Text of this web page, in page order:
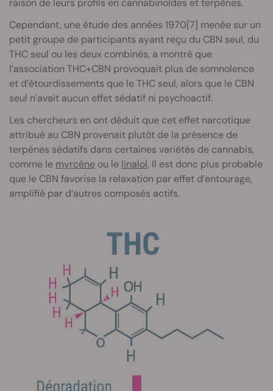
raison de leurs profils en cannabinoïdes et terpènes.
Cependant, une étude des années 1970[7] menée sur un
petit groupe de participants ayant reçu du CBN seul, du
THC seul ou les deux combinés, a montré que
l’association THC+CBN provoquait plus de somnolence
et d’étourdissements que le THC seul, alors que le CBN
seul n’avait aucun effet sédatif ni psychoactif.
Les chercheurs en ont déduit que cet effet narcotique
attribué au CBN provenait plutôt de la présence de
terpènes sédatifs dans certaines variétés de cannabis,
comme le myrcène ou le linalol. Il est donc plus probable
que le CBN favorise la relaxation par effet d’entourage,
amplifié par d’autres composés actifs.